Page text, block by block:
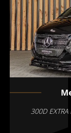
300D EXTRA